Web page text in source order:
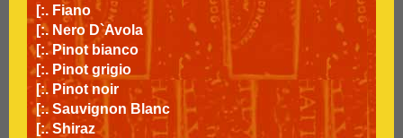
[:. Fiano
[:. Nero D`Avola
[:. Pinot bianco
[:. Pinot grigio
[:. Pinot noir
[:. Sauvignon Blanc
[:. Shiraz